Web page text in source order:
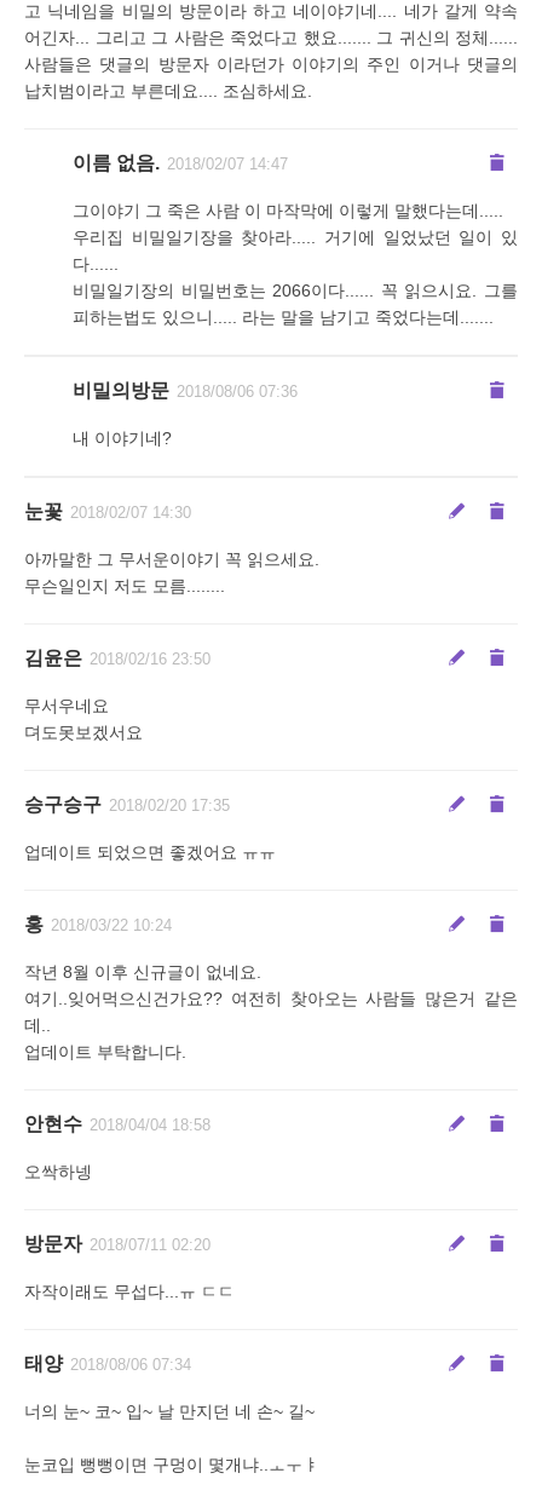
고 닉네임을 비밀의 방문이라 하고 네이야기네.... 네가 갈게 약속
어긴자... 그리고 그 사람은 죽었다고 했요....... 그 귀신의 정체......
사람들은 댓글의 방문자 이라던가 이야기의 주인 이거나 댓글의
납치범이라고 부른데요.... 조심하세요.
이름 없음. 2018/02/07 14:47
그이야기 그 죽은 사람 이 마작막에 이렇게 말했다는데.....
우리집 비밀일기장을 찾아라..... 거기에 일었났던 일이 있
다......
비밀일기장의 비밀번호는 2066이다...... 꼭 읽으시요. 그를
피하는법도 있으니..... 라는 말을 남기고 죽었다는데.......
비밀의방문 2018/08/06 07:36
내 이야기네?
눈꽃 2018/02/07 14:30
아까말한 그 무서운이야기 꼭 읽으세요.
무슨일인지 저도 모름........
김윤은 2018/02/16 23:50
무서우네요
뎌도못보겠서요
승구승구 2018/02/20 17:35
업데이트 되었으면 좋겠어요 ㅠㅠ
홍 2018/03/22 10:24
작년 8월 이후 신규글이 없네요.
여기..잊어먹으신건가요?? 여전히 찾아오는 사람들 많은거 같은
데..
업데이트 부탁합니다.
안현수 2018/04/04 18:58
오싹하넹
방문자 2018/07/11 02:20
자작이래도 무섭다...ㅠ ㄷㄷ
태양 2018/08/06 07:34
너의 눈~ 코~ 입~ 날 만지던 네 손~ 길~
눈코입 뻥뻥이면 구멍이 몇개냐..ㅗㅜㅑ